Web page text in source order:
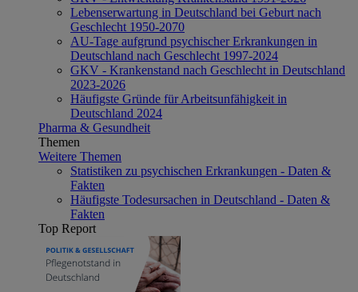
Lebenserwartung in Deutschland bei Geburt nach
Geschlecht 1950-2070
AU-Tage aufgrund psychischer Erkrankungen in
Deutschland nach Geschlecht 1997-2024
GKV - Krankenstand nach Geschlecht in Deutschland
2023-2026
Häufigste Gründe für Arbeitsunfähigkeit in
Deutschland 2024
Pharma & Gesundheit
Themen
Weitere Themen
Statistiken zu psychischen Erkrankungen - Daten &
Fakten
Häufigste Todesursachen in Deutschland - Daten &
Fakten
Top Report